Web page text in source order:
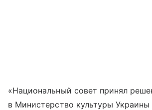
«Национальный совет принял
в Министерство культуры Украины